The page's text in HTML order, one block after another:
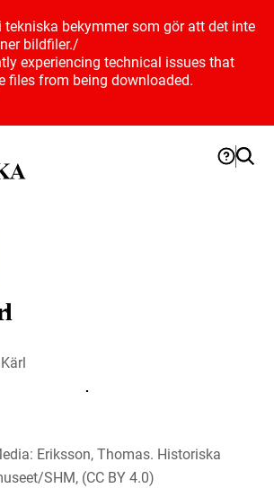
tekniska bekymmer som gör att det inte
bildfiler./
experiencing technical issues that
files from being downloaded.
Eriksson, Thomas. Historiska
SHM, (CC BY 4.0)